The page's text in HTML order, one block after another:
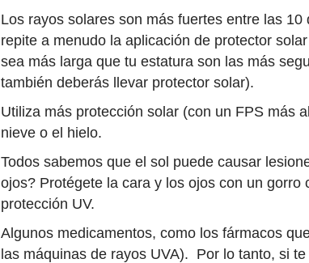
Los rayos solares son más fuertes entre las
repite a menudo la aplicación de protector
sea más larga que tu estatura son las más
también deberás llevar protector solar).
Utiliza más protección solar (con un FPS más
nieve o el hielo.
Todos sabemos que el sol puede causar
ojos? Protégete la cara y los ojos con un
protección UV.
Algunos medicamentos, como los fármacos
las máquinas de rayos UVA). Por lo tanto, si